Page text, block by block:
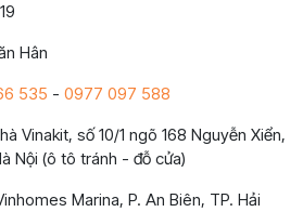
Hân
535 - 0977 097 588
Vinakit, số 10/1 ngõ 168 Nguyễn Xiển,
Nội (ô tô tránh - đỗ cửa)
Marina, P. An Biên, TP. Hải